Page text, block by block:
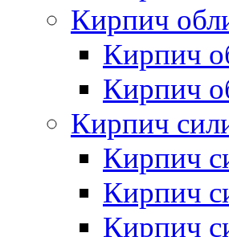
Кирпич
Кирпич
Кирпич
Кирпич
Кирпич
Кирпич
Кирпич